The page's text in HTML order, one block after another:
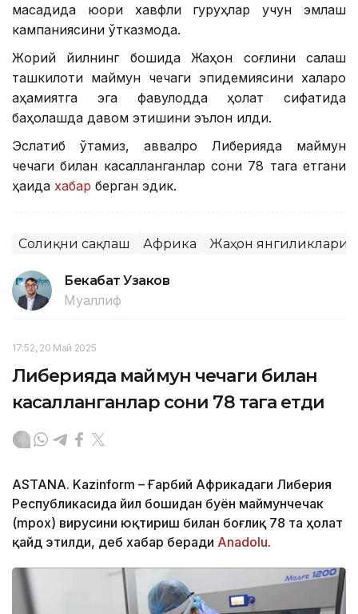
мақсадида юқори хавфли гуруҳлар учун эмлаш
кампаниясини ўтказмоқда.
Жорий йилнинг бошида Жаҳон соғлиқни сақлаш
ташкилоти маймун чечаги эпидемиясини халқаро
аҳамиятга эга фавқулодда ҳолат сифатида
баҳолашда давом этишини эълон қилди.
Эслатиб ўтамиз, аввалроқ Либерияда маймун
чечаги билан касалланганлар сони 78 тага етгани
ҳақида хабар берган эдик.
Соғлиқни сақлаш Африка Жаҳон янгиликлари
Бекабат Узаков
Муаллиф
17:52, 20 Май 2025
Либерияда маймун чечаги билан
касалланганлар сони 78 тага етди
ASTANA. Kazinform – Ғарбий Африкадаги Либерия
Республикасида йил бошидан буён маймунчечак
(mpox) вирусини юқтириш билан боғлиқ 78 та ҳолат
қайд этилди, деб хабар беради Anadolu.